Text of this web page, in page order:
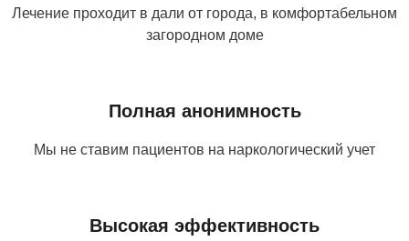
Лечение проходит в дали от города, в комфортабельном
загородном доме
Полная анонимность
Мы не ставим пациентов на наркологический учет
Высокая эффективность